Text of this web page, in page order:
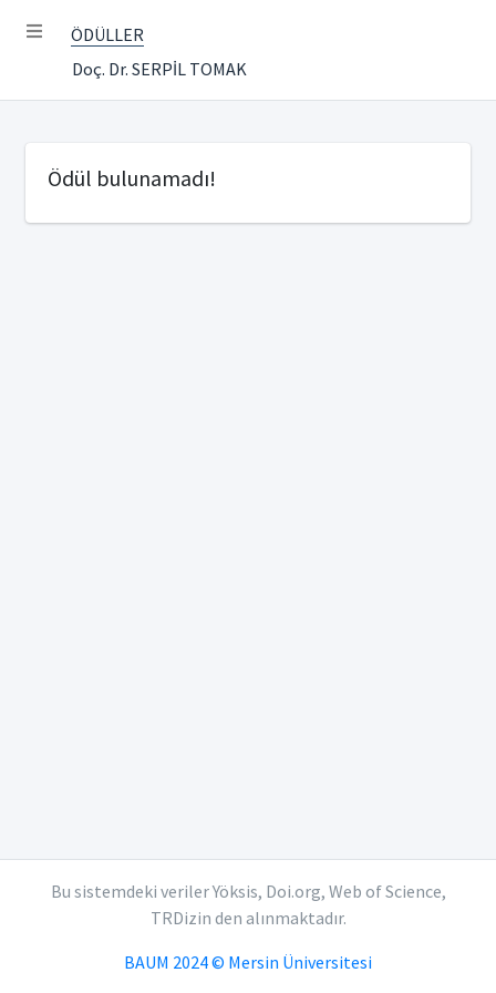
ÖDÜLLER
Doç. Dr. SERPİL TOMAK
Ödül bulunamadı!
Bu sistemdeki veriler Yöksis, Doi.org, Web of Science,
TRDizin den alınmaktadır.
BAUM 2024 © Mersin Üniversitesi